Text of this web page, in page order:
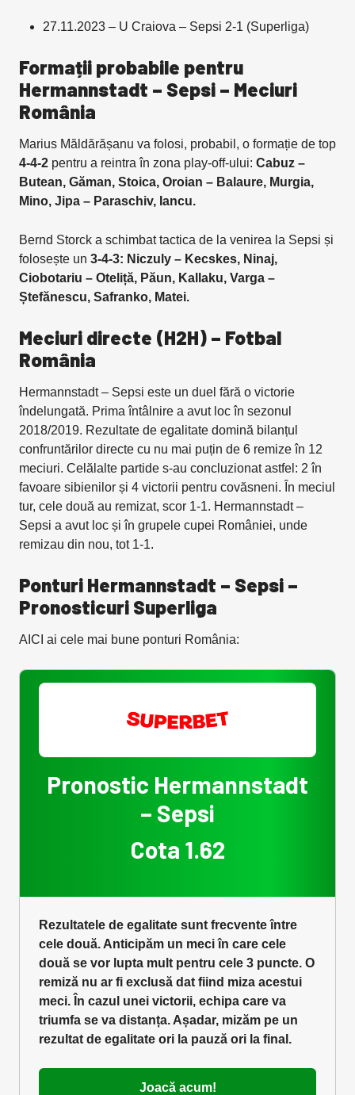
27.11.2023 – U Craiova – Sepsi 2-1 (Superliga)
Formații probabile pentru
Hermannstadt – Sepsi – Meciuri
România
Marius Măldărășanu va folosi, probabil, o formație de top
4-4-2 pentru a reintra în zona play-off-ului: Cabuz –
Butean, Găman, Stoica, Oroian – Balaure, Murgia,
Mino, Jipa – Paraschiv, Iancu.
Bernd Storck a schimbat tactica de la venirea la Sepsi și
folosește un 3-4-3: Niczuly – Kecskes, Ninaj,
Ciobotariu – Oteliță, Păun, Kallaku, Varga –
Ștefănescu, Safranko, Matei.
Meciuri directe (H2H) – Fotbal
România
Hermannstadt – Sepsi este un duel fără o victorie
îndelungată. Prima întâlnire a avut loc în sezonul
2018/2019. Rezultate de egalitate domină bilanțul
confruntărilor directe cu nu mai puțin de 6 remize în 12
meciuri. Celălalte partide s-au concluzionat astfel: 2 în
favoare sibienilor și 4 victorii pentru covăsneni. În meciul
tur, cele două au remizat, scor 1-1. Hermannstadt –
Sepsi a avut loc și în grupele cupei României, unde
remizau din nou, tot 1-1.
Ponturi Hermannstadt – Sepsi –
Pronosticuri Superliga
AICI ai cele mai bune ponturi România:
Pronostic Hermannstadt
– Sepsi
Cota 1.62
Rezultatele de egalitate sunt frecvente între
cele două. Anticipăm un meci în care cele
două se vor lupta mult pentru cele 3 puncte. O
remiză nu ar fi exclusă dat fiind miza acestui
meci. În cazul unei victorii, echipa care va
triumfa se va distanța. Așadar, mizăm pe un
rezultat de egalitate ori la pauză ori la final.
Joacă acum!